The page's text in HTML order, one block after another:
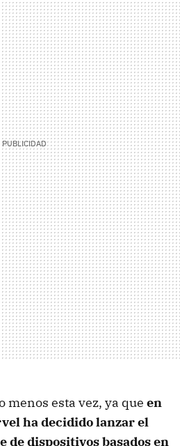
menos esta vez, ya que en
ha decidido lanzar el
de dispositivos basados en